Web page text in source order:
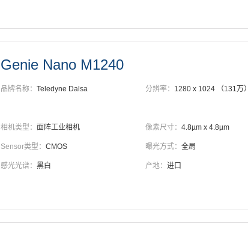
Genie Nano M1240
品牌名称： Teledyne Dalsa 分辨率： 1280 x 1024 （131万）
相机类型： 面阵工业相机 像素尺寸：4.8µm x 4.8µm
Sensor类型： CMOS 曝光方式：全局
感光光谱： 黑白 产地：进口